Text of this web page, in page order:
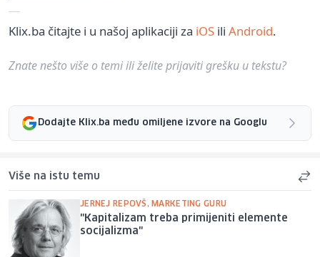
Klix.ba čitajte i u našoj aplikaciji za iOS ili Android.
Znate nešto više o temi ili želite prijaviti grešku u tekstu?
Dodajte Klix.ba među omiljene izvore na Googlu
Više na istu temu
JERNEJ REPOVŠ, MARKETING GURU
"Kapitalizam treba primijeniti elemente
socijalizma"